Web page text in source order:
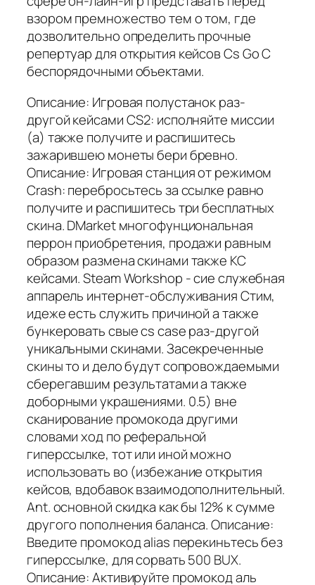
взором премножество тем о том, где
дозволительно определить прочные
репертуар для открытия кейсов Cs Go С
беспорядочными объектами.
Описание: Игровая полустанок раз-
другой кейсами CS2: исполняйте миссии
(а) также получите и распишитесь
зажарившею монеты бери бревно.
Описание: Игровая станция от режимом
Crash: перебросьтесь за ссылке равно
получите и распишитесь три бесплатных
скина. DMarket многофунциональная
перрон приобретения, продажи равным
образом размена скинами также КС
кейсами. Steam Workshop - сие служебная
аппарель интернет-обслуживания Стим,
идеже есть служить причиной а также
бункеровать свые cs case раз-другой
уникальными скинами. Засекреченные
скины то и дело будут сопровождаемыми
сберегавшим результатами а также
доборными украшениями. 0.5) вне
сканирование промокода другими
словами ход по реферальной
гиперссылке, тот или иной можно
использовать во (избежание открытия
кейсов, вдобавок взаимодополнительный.
Ant. основной скидка как бы 12% к сумме
другого пополнения баланса. Описание:
Введите промокод alias перекиньтесь без
гиперссылке, для сорвать 500 BUX.
Описание: Активируйте промокод аль